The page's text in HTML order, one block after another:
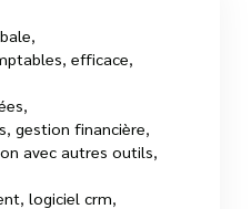
efficace
gestion financière
avec autres outils
logiciel crm